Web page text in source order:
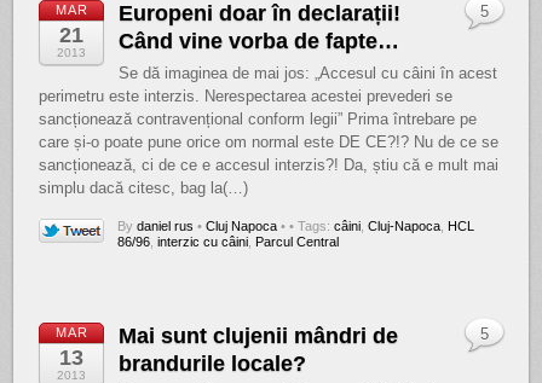
MAR
21
2013
Europeni doar în declarații!
Când vine vorba de fapte…
Se dă imaginea de mai jos: „Accesul cu câini în acest
perimetru este interzis. Nerespectarea acestei prevederi se
sancționează contravențional conform legii” Prima întrebare pe
care și-o poate pune orice om normal este DE CE?!? Nu de ce se
sancționează, ci de ce e accesul interzis?! Da, știu că e mult mai
simplu dacă citesc, bag la(…)
Bydaniel rus • Cluj Napoca •
5
• Tags:câini ,Cluj-Napoca HCL
86/96 ,interzic cu câini Parcul Central
MAR
13
2013
Mai sunt clujenii mândri de
brandurile locale?
5